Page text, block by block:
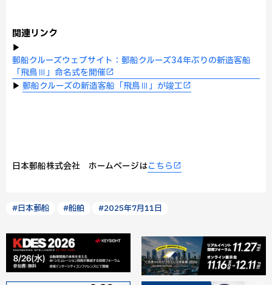
関連リンク
▶
郵船クルーズウェブサイト：郵船クルーズ34年ぶりの新造客船
「飛鳥Ⅲ」命名式を開催
▶ 郵船クルーズの新造客船「飛鳥Ⅲ」が竣工
日本郵船株式会社 ホームページはこちら
#日本郵船 #船舶 #2025年7月11日